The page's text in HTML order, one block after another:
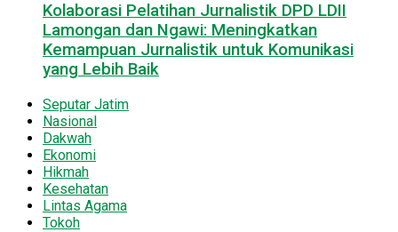
Kolaborasi Pelatihan Jurnalistik DPD LDII
Lamongan dan Ngawi: Meningkatkan
Kemampuan Jurnalistik untuk Komunikasi
yang Lebih Baik
Seputar Jatim
Nasional
Dakwah
Ekonomi
Hikmah
Kesehatan
Lintas Agama
Tokoh